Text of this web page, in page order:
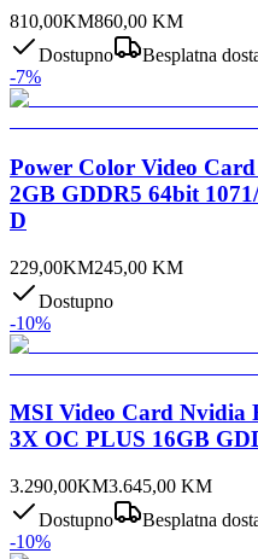
810,00KM860,00 KM
Dostupno
Besplatna
-7%
Power Color Video
2GB GDDR5 64bit
D
229,00KM245,00 KM
Dostupno
-10%
MSI Video Card Nvidia
3X OC PLUS 16GB
3.290,00KM3.645,00 KM
Dostupno
Besplatna
-10%